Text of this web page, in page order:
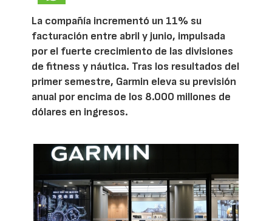
La compañía incrementó un 11% su
facturación entre abril y junio, impulsada
por el fuerte crecimiento de las divisiones
de fitness y náutica. Tras los resultados del
primer semestre, Garmin eleva su previsión
anual por encima de los 8.000 millones de
dólares en ingresos.